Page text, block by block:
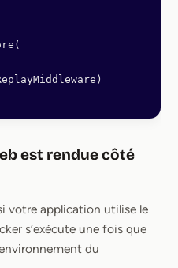
est rendue côté
votre application utilise le
s’exécute une fois que
du